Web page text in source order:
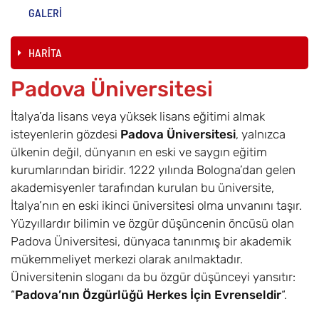
GALERİ
HARİTA
Padova Üniversitesi
İtalya’da lisans veya yüksek lisans eğitimi almak
isteyenlerin gözdesi Padova Üniversitesi, yalnızca
ülkenin değil, dünyanın en eski ve saygın eğitim
kurumlarından biridir. 1222 yılında Bologna’dan gelen
akademisyenler tarafından kurulan bu üniversite,
İtalya’nın en eski ikinci üniversitesi olma unvanını taşır.
Yüzyıllardır bilimin ve özgür düşüncenin öncüsü olan
Padova Üniversitesi, dünyaca tanınmış bir akademik
mükemmeliyet merkezi olarak anılmaktadır.
Üniversitenin sloganı da bu özgür düşünceyi yansıtır:
“Padova’nın Özgürlüğü Herkes İçin Evrenseldir“.